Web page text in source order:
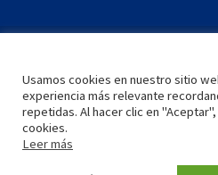
INICIO
Usamos cookies en nuestro sitio
experiencia más relevante
repetidas. Al hacer clic en
cookies.
Leer más